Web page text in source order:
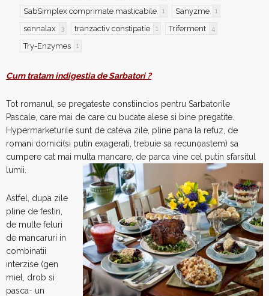
SabSimplex comprimate masticabile 1 Sanyzme 1
sennalax 3 tranzactiv constipatie 1 Triferment 4
Try-Enzymes 1
Cum tratam indigestia de Sarbatori ?
Tot romanul, se pregateste constiincios pentru Sarbatorile
Pascale, care mai de care cu bucate alese si bine pregatite.
Hypermarketurile sunt de cateva zile, pline pana la refuz, de
romani dornici(si putin exagerati, trebuie sa recunoastem) sa
cumpere cat mai multa mancare, de parca vine cel putin sfarsitul
lumii.
Astfel, dupa zile
pline de festin,
de multe feluri
de mancaruri in
combinatii
interzise (gen
miel, drob si
pasca- un